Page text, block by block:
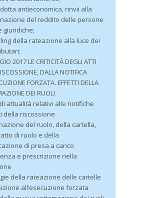
antieconomica, rinvii alla
del reddito delle persone
giuridiche;
della rateazione alla luce dei
2017 LE CRITICITÀ DEGLI ATTI
DALLA NOTIFICA
FORZATA. EFFETTI DELLA
DEI RUOLI
attualità relativi alle notifiche
della riscossione
del ruolo, della cartella,
di ruolo e della
di presa a carico
e prescrizione nella
della rateazione delle cartelle
all’esecuzione forzata